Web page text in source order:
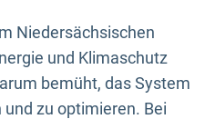
Niedersächsischen
und Klimaschutz
bemüht, das System
zu optimieren. Bei